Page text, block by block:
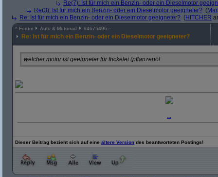
Re(7): Ist für mich ein Benzin- oder ein Dieselmotor
Re(3): Ist für mich ein Benzin- oder ein Dieselmotor geeigneter? (
Re: Ist für mich ein Benzin- oder ein Dieselmotor geeigneter? (HITCHER
^ Forum Auto & Motorrad #4675496
Re: Ist für mich ein Benzin- oder ein Dieselmotor geeigneter?
welcher motor ist geeigneter für frickelei (pflanzenöl
...
Dieser Beitrag bezieht sich auf eine ältere Version des beantworteten Postings!